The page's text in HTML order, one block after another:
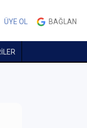
ÜYE OL BAĞLAN